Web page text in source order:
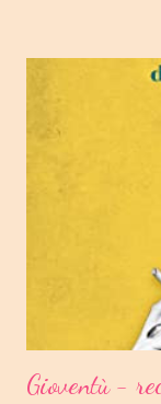
ROMANZO
impiegato nella
madre, Margaret,
quando lui aveva
che una sua poesi...
Gioventù -